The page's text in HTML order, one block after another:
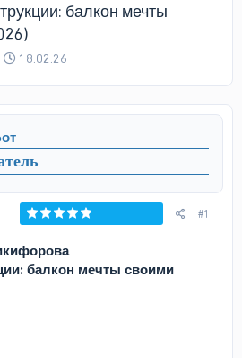
балкон мечты
Д
а
ч
а
л
18.02.26
Голосов: 0
#1
балкон мечты своими